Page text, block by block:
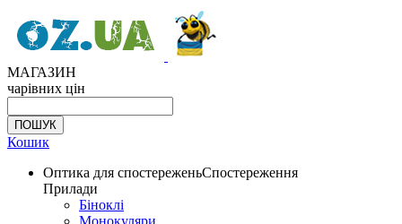
МАГАЗИН
чарівних цін
Кошик
Оптика для спостереженьСпостереження
Прилади
Біноклі
Монокуляри